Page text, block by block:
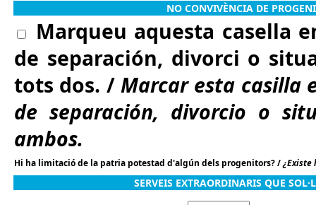
NO CONVIVÈNCIA DE
Marqueu aquesta casella
de separación, divorci o
tots dos. / Marcar esta casilla
de separación, divorcio o
ambos.
Hi ha limitació de la patria potestad d'algún dels progenitors? /¿Existe
SERVEIS EXTRAORDINARIS QUE